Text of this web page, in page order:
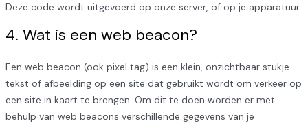
Deze code wordt uitgevoerd op onze server, of op je apparatuur.
4. Wat is een web beacon?
Een web beacon (ook pixel tag) is een klein, onzichtbaar stukje
tekst of afbeelding op een site dat gebruikt wordt om verkeer op
een site in kaart te brengen. Om dit te doen worden er met
behulp van web beacons verschillende gegevens van je